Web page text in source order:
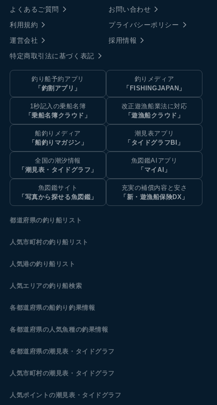
よくあるご質問
お問い合わせ
利用規約
プライバシーポリシー
運営会社
採用情報
特定商取引法に基づく表記
釣り船予約アプリ
「釣割アプリ」
釣りメディア
「FISHINGJAPAN」
1秒記入の乗船名簿
「乗船名簿クラウド」
改正遊漁船業法に対応
「遊漁船クラウド」
船釣りメディア
「船釣りマガジン」
潮見表アプリ
「タイドグラフBI」
全国の潮汐情報
「潮見表・タイドグラフ」
魚図鑑AIアプリ
「マイAI」
魚図鑑サイト
「写真から探せる魚図鑑」
充実の補償内容と安さ
「新・遊漁船保険DX」
都道府県の釣り船リスト
人気市町村の釣り船リスト
人気港の釣り船リスト
人気エリアの釣り船検索
各都道府県の船釣り釣果情報
各都道府県の人気魚種の釣果情報
各都道府県の潮見表 ・タイドグラフ
人気市町村の潮見表・タイドグラフ
人気ポイントの潮見表・タイドグラフ